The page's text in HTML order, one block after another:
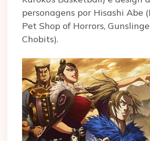
personagens por Hisashi Abe
Pet Shop of Horrors,
Chobits).